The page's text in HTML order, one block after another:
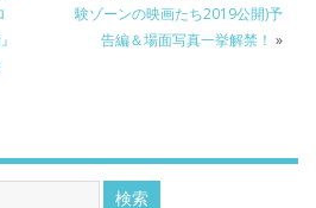
験ゾーンの映画たち2019公開)予
告編＆場面写真一挙解禁！ »